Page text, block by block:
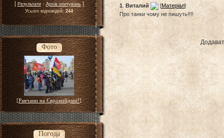
[ Результати·Архів опитувань]
Усього відповідей:244
Фото
[Равчани на Євромайдані!]
Погода
1 Виталий [Матеріал]
Про танки чому не пишуть!!!!